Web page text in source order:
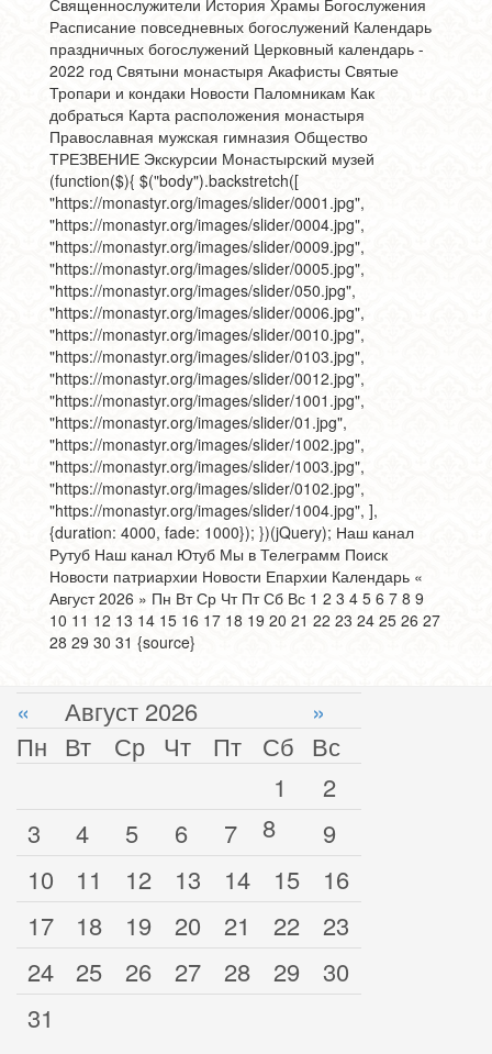
Расписание повседневных богослужений Календарь
праздничных богослужений Церковный календарь -
2022 год Святыни монастыря Акафисты Святые
Тропари и кондаки Новости Паломникам Как
добраться Карта расположения монастыря
Православная мужская гимназия Общество
ТРЕЗВЕНИЕ Экскурсии Монастырский музей
(function($){ $("body").backstretch([
"https://monastyr.org/images/slider/0001.jpg",
"https://monastyr.org/images/slider/0004.jpg",
"https://monastyr.org/images/slider/0009.jpg",
"https://monastyr.org/images/slider/0005.jpg",
"https://monastyr.org/images/slider/050.jpg",
"https://monastyr.org/images/slider/0006.jpg",
"https://monastyr.org/images/slider/0010.jpg",
"https://monastyr.org/images/slider/0103.jpg",
"https://monastyr.org/images/slider/0012.jpg",
"https://monastyr.org/images/slider/1001.jpg",
"https://monastyr.org/images/slider/01.jpg",
"https://monastyr.org/images/slider/1002.jpg",
"https://monastyr.org/images/slider/1003.jpg",
"https://monastyr.org/images/slider/0102.jpg",
"https://monastyr.org/images/slider/1004.jpg", ],
{duration: 4000, fade: 1000}); })(jQuery); Наш канал
Рутуб Наш канал Ютуб Мы в Телеграмм Поиск
Новости патриархии Новости Епархии Календарь «
Август 2026 » Пн Вт Ср Чт Пт Сб Вс 1 2 3 4 5 6 7 8 9
10 11 12 13 14 15 16 17 18 19 20 21 22 23 24 25 26 27
28 29 30 31 {source}
« Август 2026
»
Пн Вт Ср Чт Пт Сб Вс
1
2
3
4 5 6 7 8
9
10
11 12 13 14 15
16
17
18 19 20 21 22
23
24
25 26 27 28 29
30
31